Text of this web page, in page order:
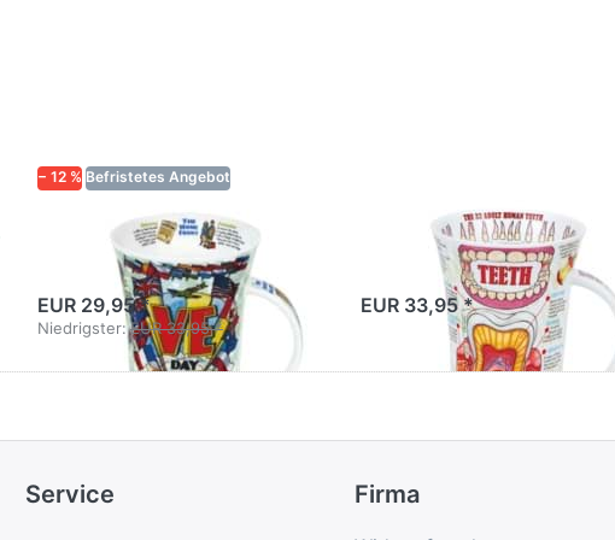
− 12 % Befristetes Angebot
Dunoon Glencoe VE
Day Anniversary
EUR 29,95 *
Niedrigster:EUR 33,95 *
Dunoon Glencoe
Teeth
EUR 33,95 *
Service Firma